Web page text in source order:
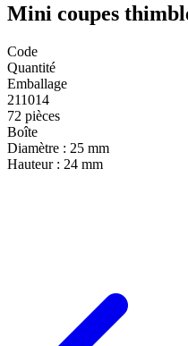
Mini coupes
Code
Quantité
Emballage
211014
72 pièces
Boîte
Diamètre : 25 mm
Hauteur : 24 mm